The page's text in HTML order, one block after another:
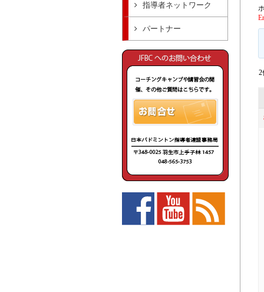
指導者ネットワーク
パートナー
2